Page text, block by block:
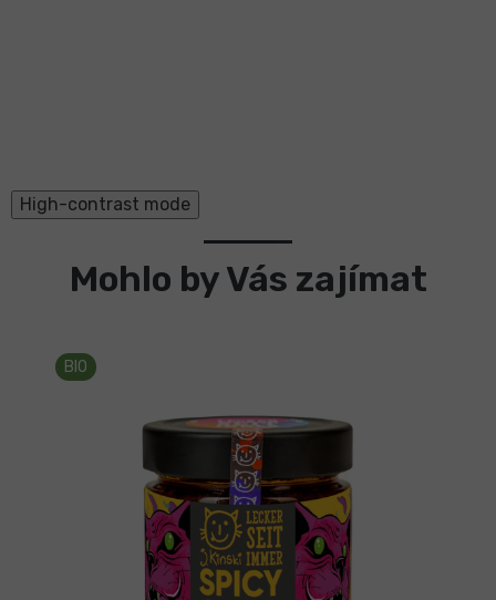
High-contrast mode
Mohlo by Vás zajímat
BIO